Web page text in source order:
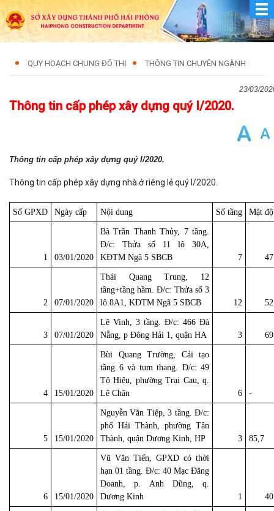
QUY HOẠCH CHUNG ĐÔ THỊ THÔNG TIN CHUYÊN NGÀNH
23/03/
Thông tin cấp phép xây dựng quý I/2020.
Thông tin cấp phép xây dựng quý I/2020.
Thông tin cấp phép xây dựng nhà ở riêng lẻ quý I/2020.
Số GPXD Ngày cấp Nội dung Số tầng Mật độ
1 03/01/2020
Bà Trần Thanh Thủy, 7 tầng.
Đ/c: Thửa số 11 lô 30A,
KĐTM Ngã 5 SBCB
7 47
2 07/01/2020
Thái Quang Trung, 12
tầng+tầng hầm. Đ/c: Thửa số 3
lô 8A1, KĐTM Ngã 5 SBCB
12 52
3 07/01/2020
Lê Vinh, 3 tầng. Đ/c: 466 Đà
Nẵng, p Đông Hải 1, quận HA
3 69
4 15/01/2020
Bùi Quang Trường, Cải tạo
tầng 6 và tum thang. Đ/c: 49
Tô Hiệu, phường Trại Cau, q.
Lê Chân
6 -
5 15/01/2020
Nguyễn Văn Tiệp, 3 tầng. Đ/c:
phố Hải Thành, phường Tân
Thành, quận Dương Kinh, HP
3 85,7
6 15/01/2020
Vũ Văn Tiến, GPXD có thời
hạn 01 tầng. Đ/c: 40 Mạc Đăng
Doanh, p. Anh Dũng, q.
Dương Kinh
1 40